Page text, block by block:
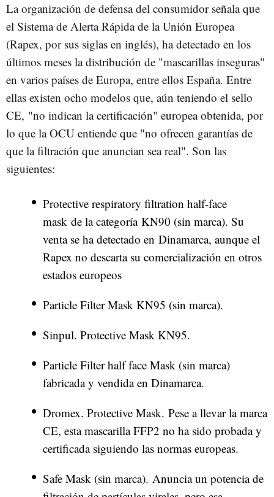
La organización de defensa del consumidor señala que
el Sistema de Alerta Rápida de la Unión Europea
(Rapex, por sus siglas en inglés), ha detectado en los
últimos meses la distribución de "mascarillas inseguras"
en varios países de Europa, entre ellos España. Entre
ellas existen ocho modelos que, aún teniendo el sello
CE, "no indican la certificación" europea obtenida, por
lo que la OCU entiende que "no ofrecen garantías de
que la filtración que anuncian sea real". Son las
siguientes:
Protective respiratory filtration half-face
mask de la categoría KN90 (sin marca). Su
venta se ha detectado en Dinamarca, aunque el
Rapex no descarta su comercialización en otros
estados europeos
Particle Filter Mask KN95 (sin marca).
Sinpul. Protective Mask KN95.
Particle Filter half face Mask (sin marca)
fabricada y vendida en Dinamarca.
Dromex. Protective Mask. Pese a llevar la marca
CE, esta mascarilla FFP2 no ha sido probada y
certificada siguiendo las normas europeas.
Safe Mask (sin marca). Anuncia un potencia de